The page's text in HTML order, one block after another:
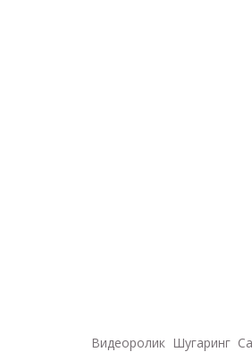
Видеоролик Шугаринг